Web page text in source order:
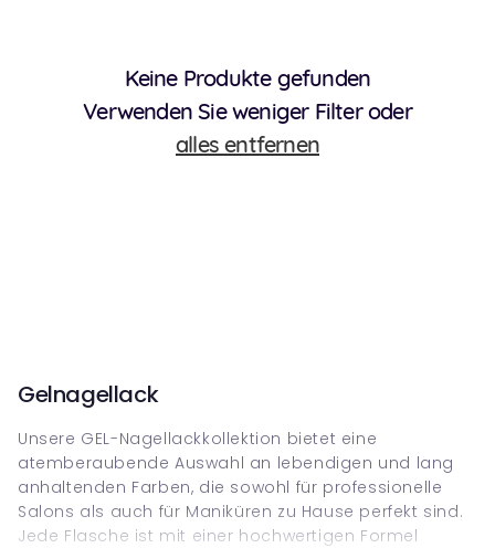
Keine Produkte gefunden
Verwenden Sie weniger Filter oder
alles entfernen
Gelnagellack
Unsere GEL-Nagellackkollektion bietet eine
atemberaubende Auswahl an lebendigen und lang
anhaltenden Farben, die sowohl für professionelle
Salons als auch für Maniküren zu Hause perfekt sind.
Jede Flasche ist mit einer hochwertigen Formel